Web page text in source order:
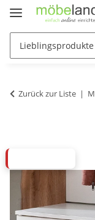
Zurück zur Liste